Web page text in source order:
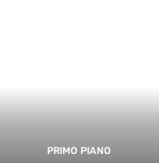
PRIMO PIANO